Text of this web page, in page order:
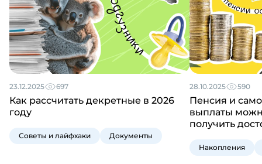
23.12.2025 697
Как рассчитать декретные в 2026
году
Советы и лайфхаки Документы
28.10.2025 590
Пенсия и
выплаты
получить
Накопления